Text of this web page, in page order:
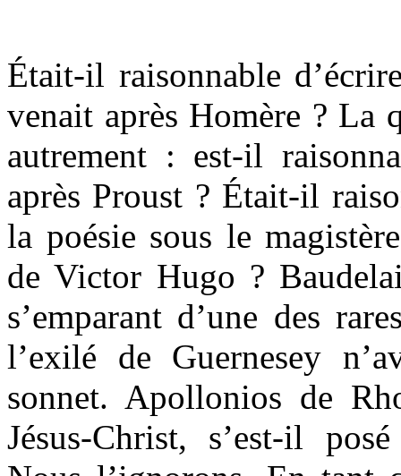
Était-il raisonnable
venait après Homère ? La
autrement : est-il
après Proust ? Était-il
la poésie sous le
de Victor Hugo ?
s’emparant d’une des
l’exilé de Guernesey
sonnet. Apollonios de
Jésus-Christ, s’est-il